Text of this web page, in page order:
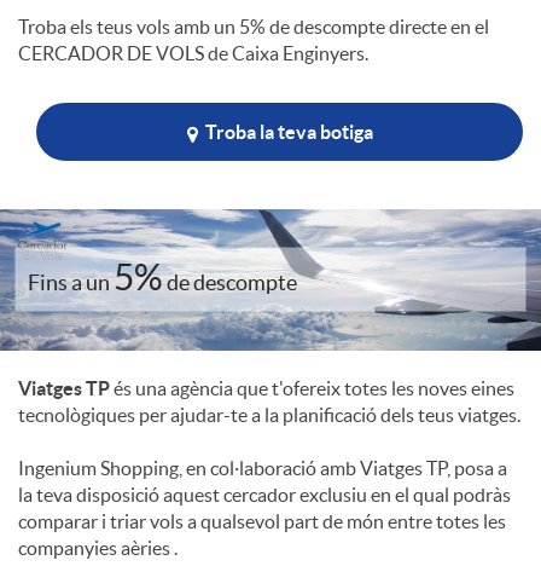
l
e
c
o
m
e
r
Troba els teus vols amb un 5% de descompte directe en el
CERCADOR DE VOLS de Caixa Enginyers.
Troba la teva botiga
Fins a un5%de descompte
Viatges TPés una agència que t'ofereix totes les noves eines
tecnològiques per ajudar-te a la planificació dels teus viatges.
Ingenium Shopping, en col·laboració amb Viatges TP, posa a
la teva disposició aquest cercador exclusiu en el qual podràs
comparar i triar vols a qualsevol part de món entre totes les
companyies aèries .